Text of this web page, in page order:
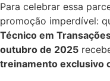
Para celebrar essa
promoção imperdível:
Técnico em
outubro de 2025
treinamento exclusivo